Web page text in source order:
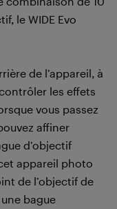
le WIDE Evo
de l’appareil, à
les effets
vous passez
affiner
d’objectif
appareil photo
de l’objectif de
bague